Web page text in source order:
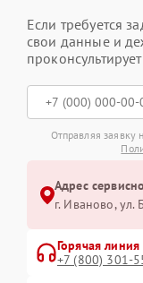
Если требуется
свои данные и
Отправляя заявку
Адрес
г. Иваново, ул.
Горячая линия
+7 (800) 301-